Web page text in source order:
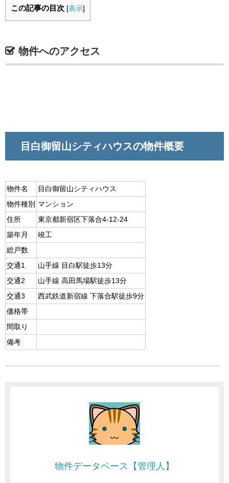
この記事の目次 [表示]
物件へのアクセス
目白御留山シティハウスの物件概要
物件名
目白御留山シティハウス
物件種別 マンション
住所
東京都新宿区下落合4-12-24
築年月
竣工
総戸数
交通1
山手線 目白駅徒歩13分
交通2
山手線 高田馬場駅徒歩13分
交通3
西武鉄道新宿線 下落合駅徒歩9分
価格帯
間取り
備考
物件データベース【管理人】